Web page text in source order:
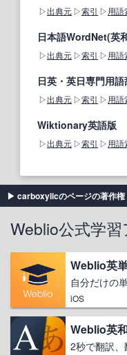
出典元 索引 用語
日本語WordNet(英
出典元 索引 用語
日英・英日専門用
出典元 索引 用語
Wiktionary英語版
出典元 索引 用語
carboxylicのページの著作権
Weblio公式学習
Weblio英
自分だけの
iOS
Weblio英
2秒で翻訳、